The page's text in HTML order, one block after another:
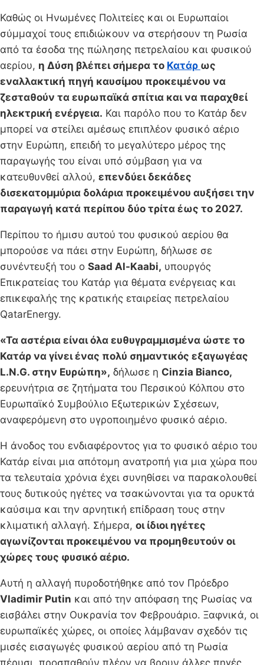
Καθώς οι Ηνωμένες Πολιτείες και οι Ευρωπαίοι
σύμμαχοί τους επιδιώκουν να στερήσουν τη Ρωσία
από τα έσοδα της πώλησης πετρελαίου και φυσικού
αερίου, η Δύση βλέπει σήμερα το Κατάρ ως
εναλλακτική πηγή καυσίμου προκειμένου να
ζεσταθούν τα ευρωπαϊκά σπίτια και να παραχθεί
ηλεκτρική ενέργεια. Και παρόλο που το Κατάρ δεν
μπορεί να στείλει αμέσως επιπλέον φυσικό αέριο
στην Ευρώπη, επειδή το μεγαλύτερο μέρος της
παραγωγής του είναι υπό σύμβαση για να
κατευθυνθεί αλλού, επενδύει δεκάδες
δισεκατομμύρια δολάρια προκειμένου αυξήσει την
παραγωγή κατά περίπου δύο τρίτα έως το 2027.
Περίπου το ήμισυ αυτού του φυσικού αερίου θα
μπορούσε να πάει στην Ευρώπη, δήλωσε σε
συνέντευξή του ο Saad Al-Kaabi, υπουργός
Επικρατείας του Κατάρ για θέματα ενέργειας και
επικεφαλής της κρατικής εταιρείας πετρελαίου
QatarEnergy.
«Τα αστέρια είναι όλα ευθυγραμμισμένα ώστε το
Κατάρ να γίνει ένας πολύ σημαντικός εξαγωγέας
L.N.G. στην Ευρώπη», δήλωσε η Cinzia Bianco,
ερευνήτρια σε ζητήματα του Περσικού Κόλπου στο
Ευρωπαϊκό Συμβούλιο Εξωτερικών Σχέσεων,
αναφερόμενη στο υγροποιημένο φυσικό αέριο.
Η άνοδος του ενδιαφέροντος για το φυσικό αέριο του
Κατάρ είναι μια απότομη ανατροπή για μια χώρα που
τα τελευταία χρόνια έχει συνηθίσει να παρακολουθεί
τους δυτικούς ηγέτες να τσακώνονται για τα ορυκτά
καύσιμα και την αρνητική επίδραση τους στην
κλιματική αλλαγή. Σήμερα, οι ίδιοι ηγέτες
αγωνίζονται προκειμένου να προμηθευτούν οι
χώρες τους φυσικό αέριο.
Αυτή η αλλαγή πυροδοτήθηκε από τον Πρόεδρο
Vladimir Putin και από την απόφαση της Ρωσίας να
εισβάλει στην Ουκρανία τον Φεβρουάριο. Ξαφνικά, οι
ευρωπαϊκές χώρες, οι οποίες λάμβαναν σχεδόν τις
μισές εισαγωγές φυσικού αερίου από τη Ρωσία
πέρυσι, προσπαθούν πλέον να βρουν άλλες πηγές